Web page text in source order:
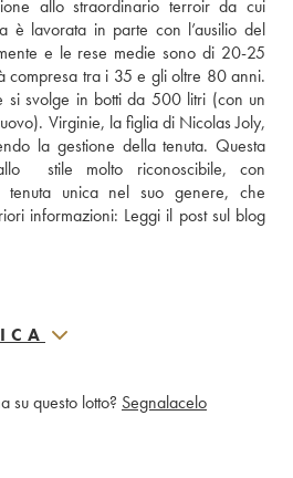
allo straordinario terroir da cui
è lavorata in parte con l’ausilio del
e le rese medie sono di 20-25
compresa tra i 35 e gli oltre 80 anni.
si svolge in botti da 500 litri (con un
Virginie, la figlia di Nicolas Joly,
la gestione della tenuta. Questa
stile molto riconoscibile, con
tenuta unica nel suo genere, che
informazioni: Leggi il post sul blog
su questo lotto? Segnalacelo